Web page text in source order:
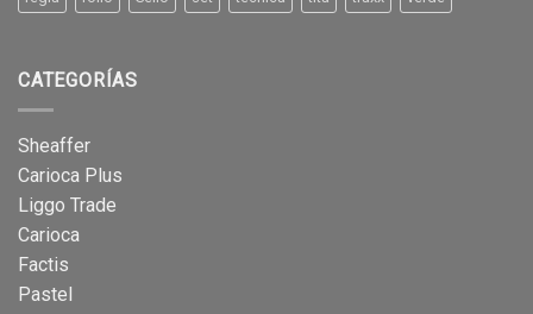
CATEGORÍAS
Sheaffer
Carioca Plus
Liggo Trade
Carioca
Factis
Pastel